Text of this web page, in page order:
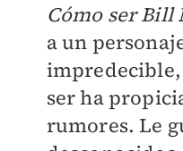
Cómo ser
a un
impredecible,
ser ha
rumores. Le